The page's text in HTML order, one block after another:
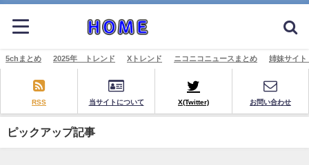
5chまとめ 2025年 トレンド Xトレンド ニコニコニュースまとめ 姉妹サイ
RSS 当サイトについて X(Twitter) お問い合わせ
ピックアップ記事